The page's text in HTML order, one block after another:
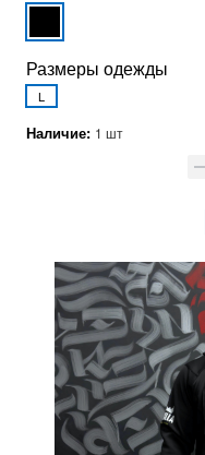
Размеры одежды
L
Наличие: 1 шт